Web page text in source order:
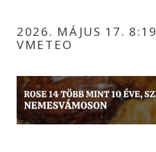
2026. MÁJUS 17. 8:19
VMETEO